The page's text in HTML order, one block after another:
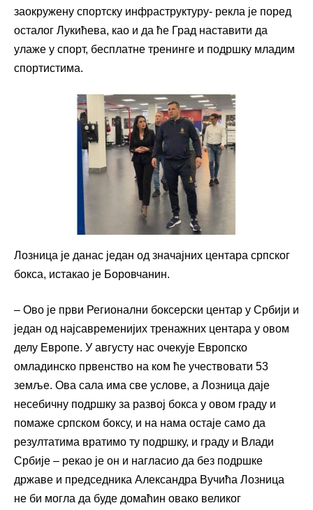
заокружену спортску инфраструктуру- рекла је поред
осталог Лукићева, као и да ће Град наставити да
улаже у спорт, бесплатне тренинге и подршку младим
спортистима.
Лозница је данас један од значајних центара српског
бокса, истакао је Боровчанин.
– Ово је први Регионални боксерски центар у Србији и
један од најсавременијих тренажних центара у овом
делу Европе. У августу нас очекује Европско
омладинско првенство на ком ће учествовати 53
земље. Ова сала има све услове, а Лозница даје
несебичну подршку за развој бокса у овом граду и
помаже српском боксу, и на нама остаје само да
резултатима вратимо ту подршку, и граду и Влади
Србије – рекао је он и нагласио да без подршке
државе и председника Александра Вучића Лозница
не би могла да буде домаћин овако великог